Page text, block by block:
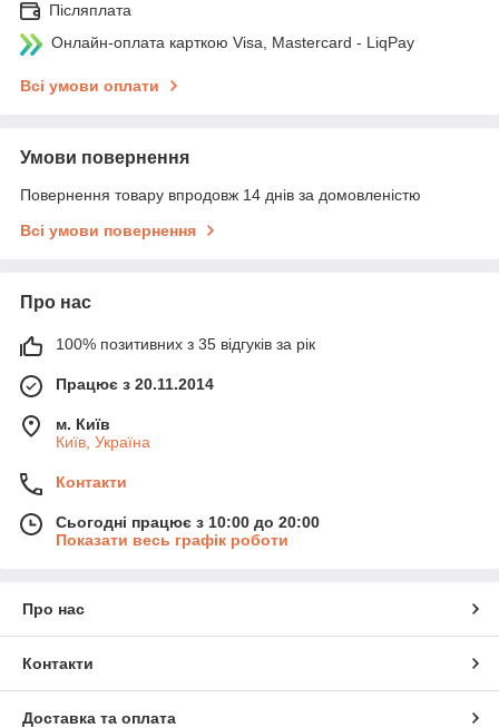
Післяплата
Онлайн-оплата карткою Visa, Mastercard - LiqPay
Всі умови оплати
Умови повернення
Повернення товару впродовж 14 днів за домовленістю
Всі умови повернення
Про нас
100% позитивних з 35 відгуків за рік
Працює з 20.11.2014
м. Київ
Київ, Україна
Контакти
Сьогодні працює з 10:00 до 20:00
Показати весь графік роботи
Про нас
Контакти
Доставка та оплата